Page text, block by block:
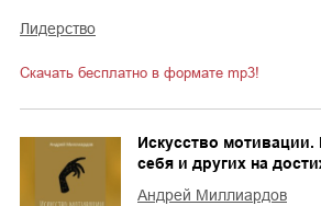
лидерство
Скачать бесплатно в формате mp3!
Искусство мотивации.
себя и других на
Андрей Миллиардов